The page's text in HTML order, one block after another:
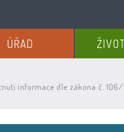
ÚŘAD
informace dle zákona č. 106/